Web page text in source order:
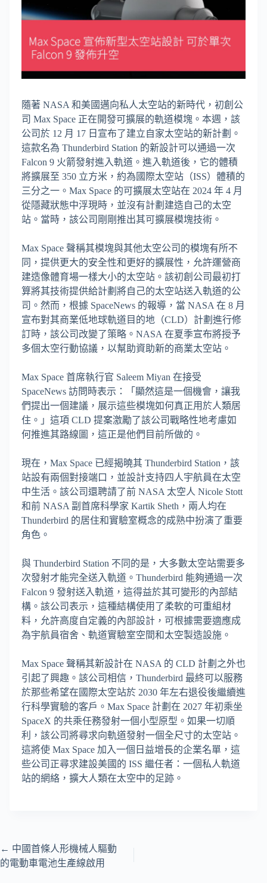
隨著 NASA 和美國邁向私人太空站的新時代，初創公
司 Max Space 正在開發可擴展的軌道模塊。本週，該
公司於 12 月 17 日宣布了建立自家太空站的新計劃。
這款名為 Thunderbird Station 的新設計可以通過一次
Falcon 9 火箭發射進入軌道。進入軌道後，它的體積
將擴展至 350 立方米，約為國際太空站（ISS）體積的
三分之一。Max Space 的可擴展太空站在 2024 年 4 月
從隱藏狀態中浮現時，並沒有計劃建造自己的太空
站。當時，該公司剛剛推出其可擴展模塊技術。
Max Space 聲稱其模塊與其他太空公司的模塊有所不
同，提供更大的安全性和更好的擴展性，允許運營商
建造像體育場一樣大小的太空站。該初創公司最初打
算將其技術提供給計劃將自己的太空站送入軌道的公
司。然而，根據 SpaceNews 的報導，當 NASA 在 8 月
宣布對其商業低地球軌道目的地（CLD）計劃進行修
訂時，該公司改變了策略。NASA 在夏季宣布將授予
多個太空行動協議，以幫助資助新的商業太空站。
Max Space 首席執行官 Saleem Miyan 在接受
SpaceNews 訪問時表示：「顯然這是一個機會，讓我
們提出一個建議，展示這些模塊如何真正用於人類居
住。」這項 CLD 提案激勵了該公司戰略性地考慮如
何推進其路線圖，這正是他們目前所做的。
現在，Max Space 已經揭曉其 Thunderbird Station，該
站設有兩個對接端口，並設計支持四人宇航員在太空
中生活。該公司還聘請了前 NASA 太空人 Nicole Stott
和前 NASA 副首席科學家 Kartik Sheth，兩人均在
Thunderbird 的居住和實驗室概念的成熟中扮演了重要
角色。
與 Thunderbird Station 不同的是，大多數太空站需要多
次發射才能完全送入軌道。Thunderbird 能夠通過一次
Falcon 9 發射送入軌道，這得益於其可變形的內部結
構。該公司表示，這種結構使用了柔軟的可重組材
料，允許高度自定義的內部設計，可根據需要適應成
為宇航員宿舍、軌道實驗室空間和太空製造設施。
Max Space 聲稱其新設計在 NASA 的 CLD 計劃之外也
引起了興趣。該公司相信，Thunderbird 最終可以服務
於那些希望在國際太空站於 2030 年左右退役後繼續進
行科學實驗的客戶。Max Space 計劃在 2027 年初乘坐
SpaceX 的共乘任務發射一個小型原型。如果一切順
利，該公司將尋求向軌道發射一個全尺寸的太空站。
這將使 Max Space 加入一個日益增長的企業名單，這
些公司正尋求建設美國的 ISS 繼任者：一個私人軌道
站的網絡，擴大人類在太空中的足跡。
← 中國首條人形機械人驅動
的電動車電池生產線啟用